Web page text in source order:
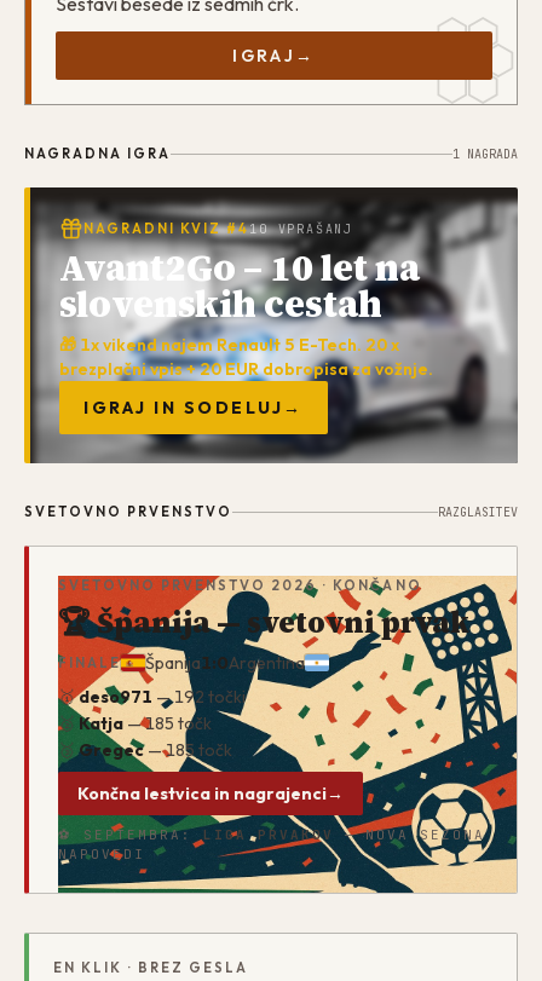
IGRAJ →
NAGRADNA IGRA 1 NAGRADA
NAGRADNI KVIZ #410 VPRAŠANJ
Avant2Go – 10 let na
slovenskih cestah
🎁 1x vikend najem Renault 5 E-Tech. 20 x
brezplačni vpis + 20 EUR dobropisa za vožnje.
IGRAJ IN SODELUJ →
SVETOVNO PRVENSTVO RAZGLASITEV
SVETOVNO PRVENSTVO 2026· KONČANO
🏆 Španija — svetovni prvak
FINALE Španija1:0Argentina
🥇deso971 —192 točki
🥈 Katja —185 točk
🥉 Gregec—185 točk
Končna lestvica in nagrajenci→
⚽ SEPTEMBRA:LIGA PRVAKOV
— NOVA SEZONA
NAPOVEDI
EN KLIK · BREZ GESLA